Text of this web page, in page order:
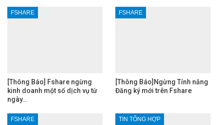
FSHARE
[Thông Báo] Fshare ngừng
kinh doanh một số dịch vụ từ
ngày…
FSHARE
[Thông Báo]Ngừng Tính năng
Đăng ký mới trên Fshare
FSHARE TIN TỔNG HỢP